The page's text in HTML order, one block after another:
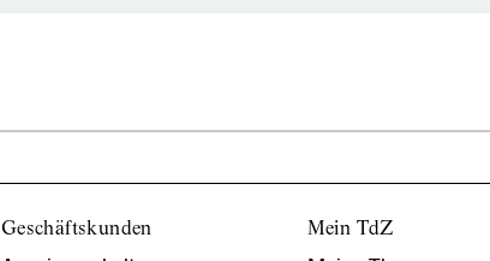
Geschäftskunden Mein TdZ